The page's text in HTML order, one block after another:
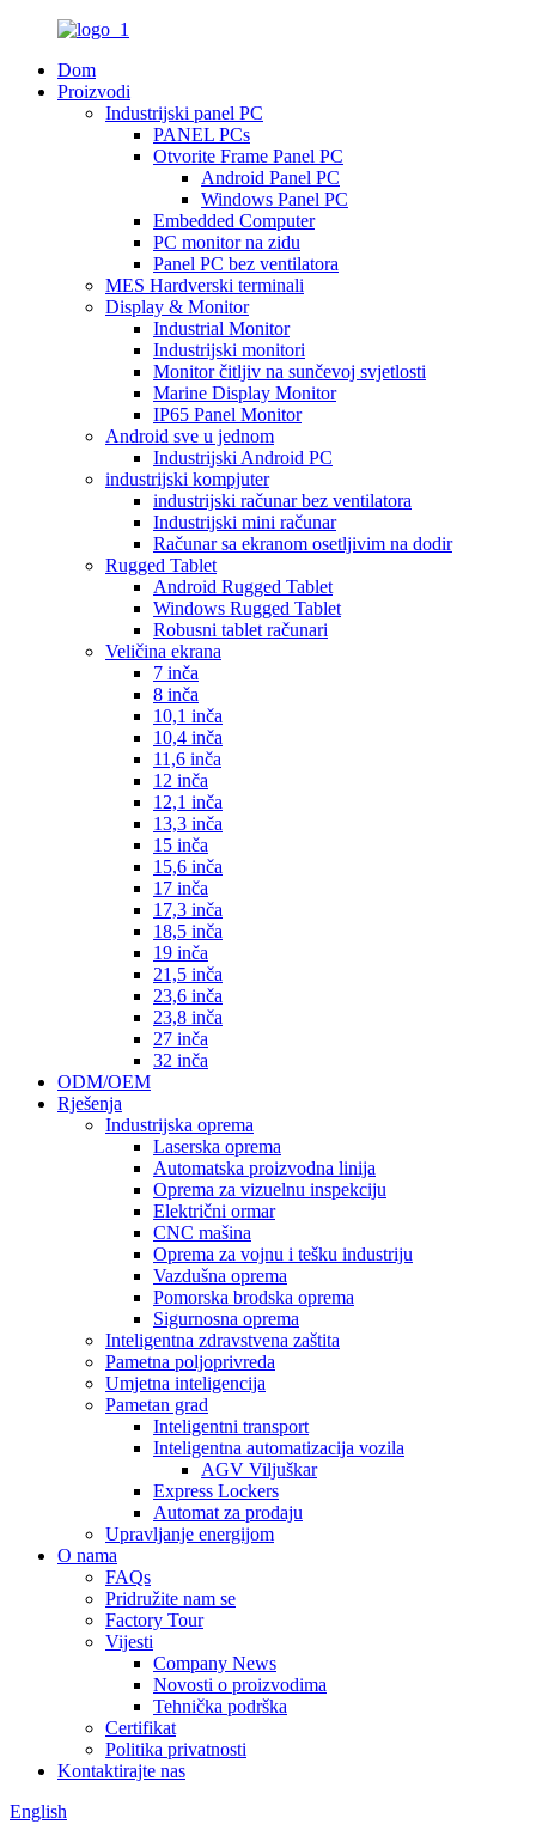
Dom
Proizvodi
Industrijski panel PC
PANEL PCs
Otvorite Frame Panel PC
Android Panel PC
Windows Panel PC
Embedded Computer
PC monitor na zidu
Panel PC bez ventilatora
MES Hardverski terminali
Display & Monitor
Industrial Monitor
Industrijski monitori
Monitor čitljiv na sunčevoj svjetlosti
Marine Display Monitor
IP65 Panel Monitor
Android sve u jednom
Industrijski Android PC
industrijski kompjuter
industrijski računar bez ventilatora
Industrijski mini računar
Računar sa ekranom osetljivim na dodir
Rugged Tablet
Android Rugged Tablet
Windows Rugged Tablet
Robusni tablet računari
Veličina ekrana
7 inča
8 inča
10,1 inča
10,4 inča
11,6 inča
12 inča
12,1 inča
13,3 inča
15 inča
15,6 inča
17 inča
17,3 inča
18,5 inča
19 inča
21,5 inča
23,6 inča
23,8 inča
27 inča
32 inča
ODM/OEM
Rješenja
Industrijska oprema
Laserska oprema
Automatska proizvodna linija
Oprema za vizuelnu inspekciju
Električni ormar
CNC mašina
Oprema za vojnu i tešku industriju
Vazdušna oprema
Pomorska brodska oprema
Sigurnosna oprema
Inteligentna zdravstvena zaštita
Pametna poljoprivreda
Umjetna inteligencija
Pametan grad
Inteligentni transport
Inteligentna automatizacija vozila
AGV Viljuškar
Express Lockers
Automat za prodaju
Upravljanje energijom
O nama
FAQs
Pridružite nam se
Factory Tour
Vijesti
Company News
Novosti o proizvodima
Tehnička podrška
Certifikat
Politika privatnosti
Kontaktirajte nas
English